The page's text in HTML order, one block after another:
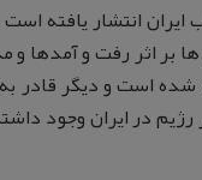
ایران انتشار یافته
بر اثر رفت و آمدها و
است و دیگر قادر
در ایران وجود